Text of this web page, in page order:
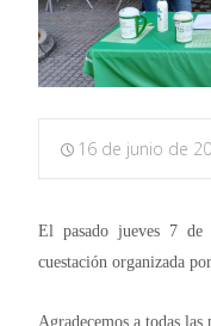
16 de junio de
El pasado jueves 7
cuestación organizada
Agradecemos a todas las